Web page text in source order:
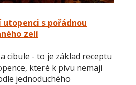
s pořádnou
zelí
cibule - to je základ receptu
které k pivu nemají
jednoduchého